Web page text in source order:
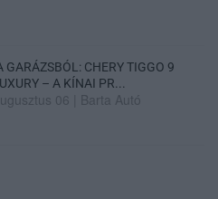
GARÁZSBÓL: CHERY TIGGO 9
– A KÍNAI PR...
06 Barta Autó